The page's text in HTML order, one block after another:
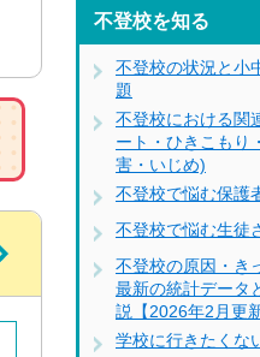
不登校を知る
不登校の状況と小
題
不登校における関
ート・ひきこもり
害・いじめ)
不登校で悩む保護
不登校で悩む生徒
不登校の原因・き
最新の統計データ
説【2026年2月更新
学校に行きたくな